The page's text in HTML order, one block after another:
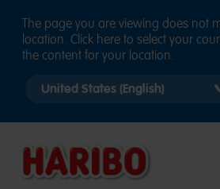
The page you are viewing does not
location. Click here to select your
the content for your location.
country